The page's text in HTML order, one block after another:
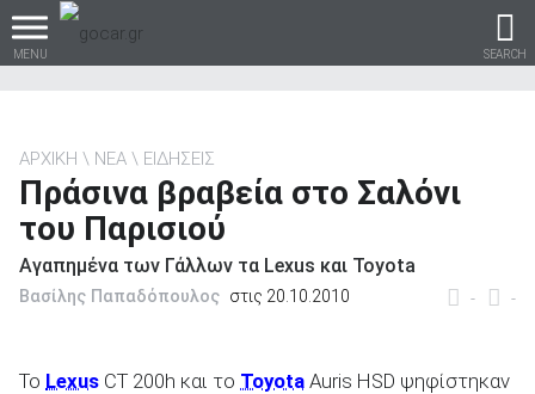
MENU SEARCH
Βρες τα πάντα για το
αυτοκίνητο!
ΑΡΧΙΚΗ ΝΕΑ ΕΙΔΗΣΕΙΣ
Πράσινα βραβεία στο Σαλόνι
του Παρισιού
Αγαπημένα των Γάλλων τα Lexus και Toyota
- -
Βασίλης Παπαδόπουλος στις 20.10.2010
Το Lexus CT 200h και το Toyota Auris HSD ψηφίστηκαν